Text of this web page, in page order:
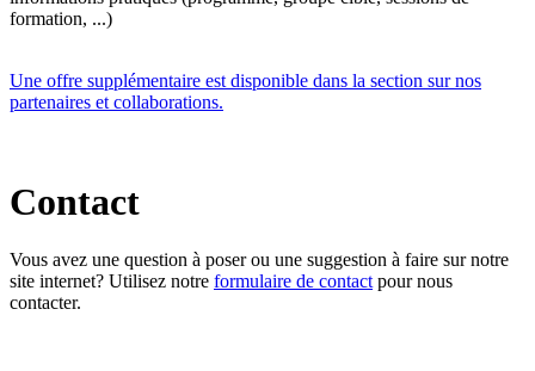
formation, ...)
Une offre supplémentaire est disponible dans la section sur nos
partenaires et collaborations.
Contact
Vous avez une question à poser ou une suggestion à faire sur notre
site internet? Utilisez notre formulaire de contact pour nous
contacter.